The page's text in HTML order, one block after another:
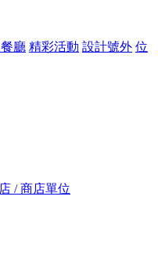
廳 精彩活動 設計號外 位
/ 商店單位